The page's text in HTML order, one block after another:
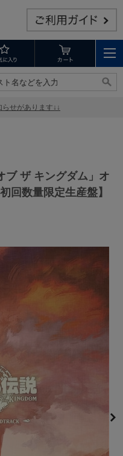
ト名などを入力
ト名などを入力
せがあります↓↓
ブ ザ キングダム」オ
回数量限定生産盤】